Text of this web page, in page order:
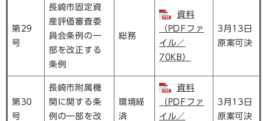
第29
号
長崎市固定資
産評価審査委
員会条例の一
部を改正する
条例
総務
資料
（PDFファ
イル／
70KB）
3月13日
原案可決
第30
号
長崎市附属機
関に関する条
例の一部を改
環境経
済
資料
（PDFファ
イル／
3月13日
原案可決